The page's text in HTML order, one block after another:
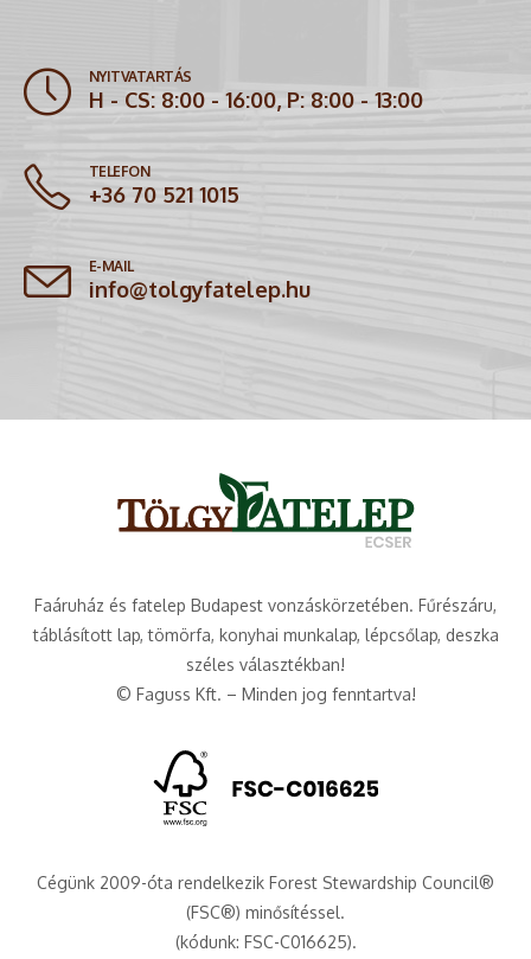
NYITVATARTÁS
H - CS: 8:00 - 16:00, P: 8:00 - 13:00
TELEFON
+36 70 521 1015
E-MAIL
info@tolgyfatelep.hu
Faáruház és fatelep Budapest vonzáskörzetében. Fűrészáru,
táblásított lap, tömörfa, konyhai munkalap, lépcsőlap, deszka
széles választékban!
© Faguss Kft. – Minden jog fenntartva!
Cégünk 2009-óta rendelkezik Forest Stewardship Council®
(FSC®) minősítéssel.
(kódunk: FSC-C016625).